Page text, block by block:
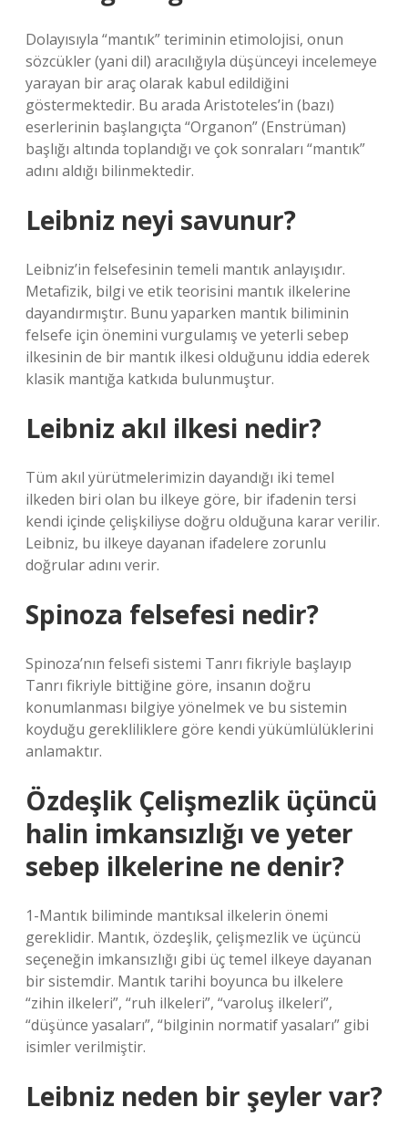
Dolayısıyla “mantık” teriminin etimolojisi, onun
sözcükler (yani dil) aracılığıyla düşünceyi incelemeye
yarayan bir araç olarak kabul edildiğini
göstermektedir. Bu arada Aristoteles’in (bazı)
eserlerinin başlangıçta “Organon” (Enstrüman)
başlığı altında toplandığı ve çok sonraları “mantık”
adını aldığı bilinmektedir.
Leibniz neyi savunur?
Leibniz’in felsefesinin temeli mantık anlayışıdır.
Metafizik, bilgi ve etik teorisini mantık ilkelerine
dayandırmıştır. Bunu yaparken mantık biliminin
felsefe için önemini vurgulamış ve yeterli sebep
ilkesinin de bir mantık ilkesi olduğunu iddia ederek
klasik mantığa katkıda bulunmuştur.
Leibniz akıl ilkesi nedir?
Tüm akıl yürütmelerimizin dayandığı iki temel
ilkeden biri olan bu ilkeye göre, bir ifadenin tersi
kendi içinde çelişkiliyse doğru olduğuna karar verilir.
Leibniz, bu ilkeye dayanan ifadelere zorunlu
doğrular adını verir.
Spinoza felsefesi nedir?
Spinoza’nın felsefi sistemi Tanrı fikriyle başlayıp
Tanrı fikriyle bittiğine göre, insanın doğru
konumlanması bilgiye yönelmek ve bu sistemin
koyduğu gerekliliklere göre kendi yükümlülüklerini
anlamaktır.
Özdeşlik Çelişmezlik üçüncü
halin imkansızlığı ve yeter
sebep ilkelerine ne denir?
1-Mantık biliminde mantıksal ilkelerin önemi
gereklidir. Mantık, özdeşlik, çelişmezlik ve üçüncü
seçeneğin imkansızlığı gibi üç temel ilkeye dayanan
bir sistemdir. Mantık tarihi boyunca bu ilkelere
“zihin ilkeleri”, “ruh ilkeleri”, “varoluş ilkeleri”,
“düşünce yasaları”, “bilginin normatif yasaları” gibi
isimler verilmiştir.
Leibniz neden bir şeyler var?